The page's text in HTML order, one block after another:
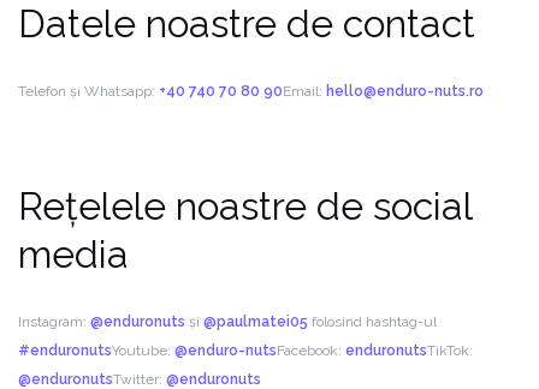
Datele noastre de contact
Telefon și Whatsapp: +40 740 70 80 90Email: hello@enduro-nuts.ro
Rețelele noastre de social
media
Instagram: @enduronuts și @paulmatei05 folosind hashtag-ul
#enduronutsYoutube: @enduro-nutsFacebook: enduronutsTikTok:
@enduronutsTwitter: @enduronuts